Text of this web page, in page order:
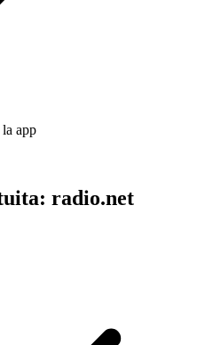
app
radio.net